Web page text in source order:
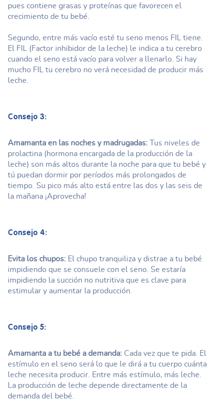
pues contiene grasas y proteínas que favorecen el
crecimiento de tu bebé.
Segundo, entre más vacío esté tu seno menos FIL tiene.
El FIL (Factor inhibidor de la leche) le indica a tu cerebro
cuando el seno está vacío para volver a llenarlo. Si hay
mucho FIL tu cerebro no verá necesidad de producir más
leche.
Consejo 3:
Amamanta en las noches y madrugadas: Tus niveles de
prolactina (hormona encargada de la producción de la
leche) son más altos durante la noche para que tu bebé y
tú puedan dormir por períodos más prolongados de
tiempo. Su pico más alto está entre las dos y las seis de
la mañana ¡Aprovecha!
Consejo 4:
Evita los chupos: El chupo tranquiliza y distrae a tu bebé
impidiendo que se consuele con el seno. Se estaría
impidiendo la succión no nutritiva que es clave para
estimular y aumentar la producción.
Consejo 5:
Amamanta a tu bebé a demanda: Cada vez que te pida. El
estímulo en el seno será lo que le dirá a tu cuerpo cuánta
leche necesita producir. Entre más estímulo, más leche.
La producción de leche depende directamente de la
demanda del bebé.